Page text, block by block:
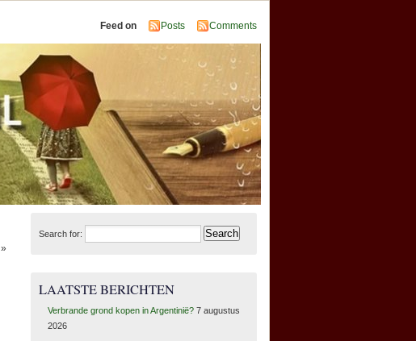
Feed on Posts Comments
»
Search for:
LAATSTE BERICHTEN
Verbrande grond kopen in Argentinië? 7 augustus
2026